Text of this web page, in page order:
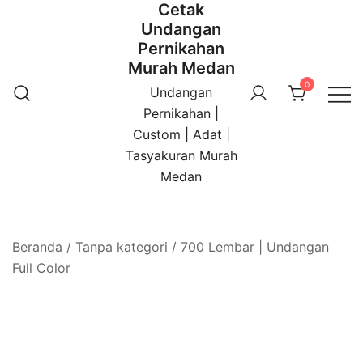
Cetak
Undangan
Pernikahan
Murah Medan
Undangan
Pernikahan |
Custom | Adat |
Tasyakuran Murah
Medan
0
Beranda / Tanpa kategori / 700 Lembar | Undangan
Full Color